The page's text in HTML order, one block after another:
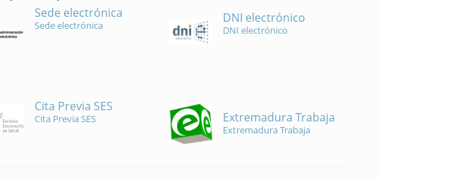
Sede electrónica
Sede electrónica DNI electrónico
DNI electrónico
Cita Previa SES
Cita Previa SES Extremadura Trabaja
Extremadura Trabaja